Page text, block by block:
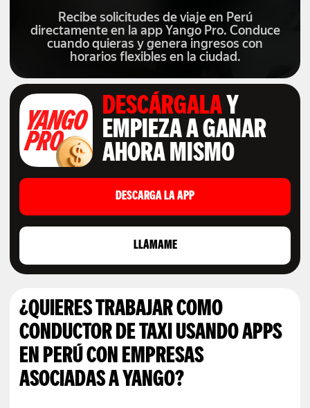
Recibe solicitudes de viaje en Perú
directamente en la app Yango Pro. Conduce
cuando quieras y genera ingresos con
horarios flexibles en la ciudad.
DESCÁRGALAY
EMPIEZA A GANAR
AHORA MISMO
DESCARGA LA APP
LLÁMAME
¿QUIERES TRABAJAR COMO
CONDUCTOR DE TAXI USANDO APPS
EN PERÚ CON EMPRESAS
ASOCIADAS A YANGO?